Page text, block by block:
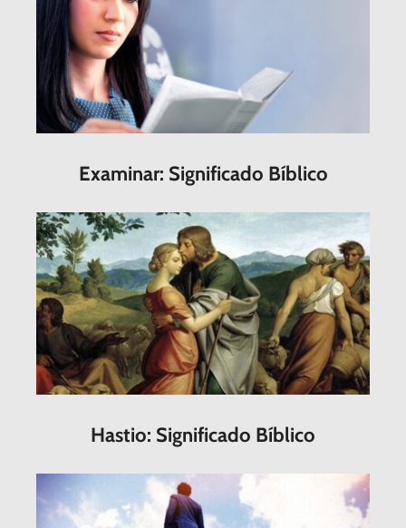
Examinar: Significado Bíblico
Hastio: Significado Bíblico